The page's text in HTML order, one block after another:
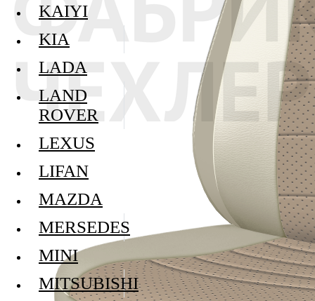
KAIYI
KIA
LADA
LAND
ROVER
LEXUS
LIFAN
MAZDA
MERSEDES
MINI
MITSUBISHI